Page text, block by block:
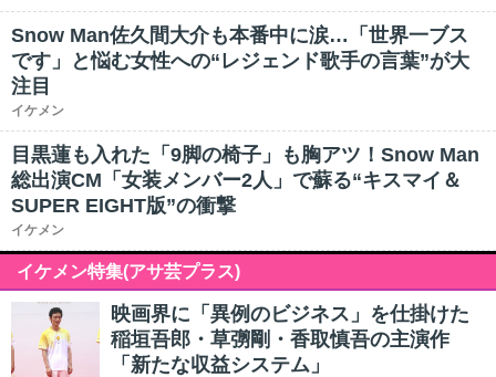
Snow Man佐久間大介も本番中に涙…「世界一ブス
です」と悩む女性への“レジェンド歌手の言葉”が大
注目
イケメン
目黒蓮も入れた「9脚の椅子」も胸アツ！Snow Man
総出演CM「女装メンバー2人」で蘇る“キスマイ＆
SUPER EIGHT版”の衝撃
イケメン
イケメン特集(アサ芸プラス)
映画界に「異例のビジネス」を仕掛けた
稲垣吾郎・草彅剛・香取慎吾の主演作
「新たな収益システム」